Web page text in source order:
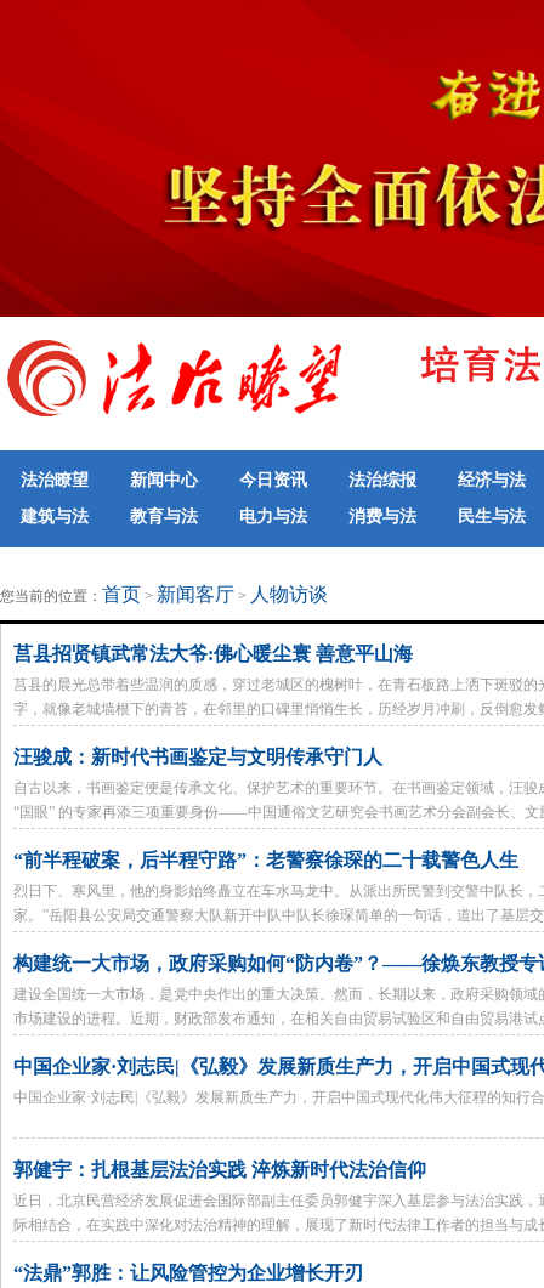
法治瞭望 新闻中心 今日资讯 法治综报
经济与法
建筑与法
教育与法 电力与法 消费与法
民生与法
地方法治联播
律师律所
您当前的位置： 首页 > 新闻客厅 > 人物访谈
莒县招贤镇武常法大爷:佛心暖尘寰 善意平山海
莒县的晨光总带着些温润的质感，穿过老城区的槐树叶，在青石板路上洒下斑驳
字，就像老城墙根下的青苔，在邻里的口碑里悄悄生长，历经岁月冲刷，反倒愈
平的山海，从来不是地理的阻隔，而是人心的隔阂，而善意，便是跨越这一切的桥
汪骏成：新时代书画鉴定与文明传承守门人
自古以来，书画鉴定便是传承文化、保护艺术的重要环节。在书画鉴定领域，汪
“国眼” 的专家再添三项重要身份——中国通俗文艺研究会书画艺术分会副会长、
“前半程破案，后半程守路”：老警察徐琛的二十载警色人生
烈日下、寒风里，他的身影始终矗立在车水马龙中。从派出所民警到交警中队长
家。”岳阳县公安局交通警察大队新开中队中队长徐琛简单的一句话，道出了基
构建统一大市场，政府采购如何“防内卷”？——徐焕东教授专
建设全国统一大市场，是党中央作出的重大决策。然而，长期以来，政府采购领
市场建设的进程。近期，财政部发布通知，在相关自由贸易试验区和自由贸易港
中国企业家·刘志民|《弘毅》发展新质生产力，开启中国式现
中国企业家·刘志民|《弘毅》发展新质生产力，开启中国式现代化伟大征程的知行
郭健宇：扎根基层法治实践 淬炼新时代法治信仰
近日，北京民营经济发展促进会国际部副主任委员郭健宇深入基层参与法治实践
际相结合，在实践中深化对法治精神的理解，展现了新时代法律工作者的担当与成
“法鼎”郭胜：让风险管控为企业增长开刃